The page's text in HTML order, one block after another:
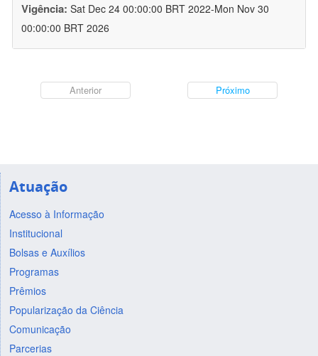
Vigência: Sat Dec 24 00:00:00 BRT 2022-Mon Nov 30
00:00:00 BRT 2026
Anterior Próximo
Atuação
Acesso à Informação
Institucional
Bolsas e Auxílios
Programas
Prêmios
Popularização da Ciência
Comunicação
Parcerias